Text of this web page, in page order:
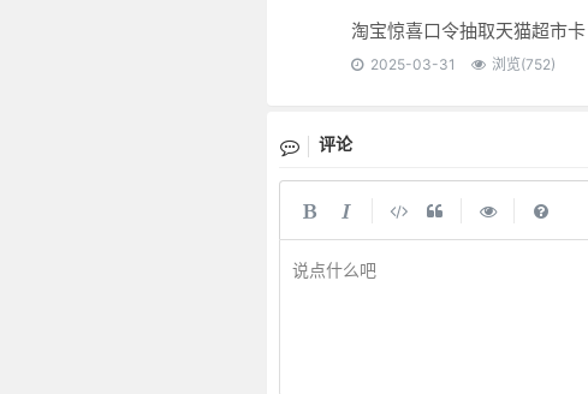
淘宝惊喜口令抽取天猫超市卡
2025-03-31 浏览(752)
评论
说点什么吧